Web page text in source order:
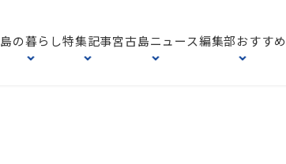
島の暮らし特集記事宮古島ニュース編集部おすすめ